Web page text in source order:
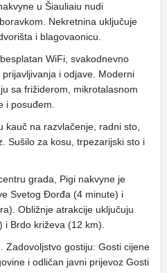
u Šiauliaiu nudi
Nekretnina uključuje
i blagovaonicu.
WiFi, svakodnevno
i odjave. Moderni
sa frižiderom, mikrotalasnom
i posuđem.
kauč na razvlačenje, radni sto,
Sušilo za kosu, trpezarijski sto i
grada, Pigi nakvyne je
Svetog Đorđa (4 minute) i
Obližnje atrakcije uključuju
Brdo križeva (12 km).
Zadovoljstvo gostiju: Gosti cijene
i odličan javni prijevoz Gosti